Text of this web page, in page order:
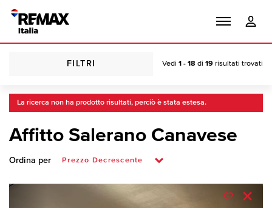
FILTRI Vedi 1 - 18 di 19 risultati trovati
La ricerca non ha prodotto risultati, perciò è stata estesa.
Affitto Salerano Canavese
Ordina per